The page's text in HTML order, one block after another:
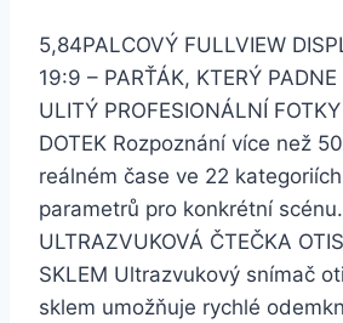
5,84PALCOVÝ FULLVIEW
19:9 – PARŤÁK, KTERÝ
ULITÝ PROFESIONÁLNÍ
DOTEK Rozpoznání více než
reálném čase ve 22
parametrů pro konkrétní scénu.
ULTRAZVUKOVÁ ČTEČKA
SKLEM Ultrazvukový snímač
sklem umožňuje rychlé